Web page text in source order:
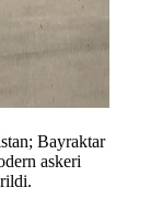
Bayraktar
askeri